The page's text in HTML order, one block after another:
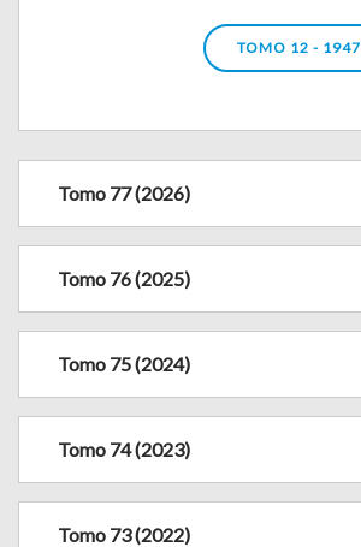
TOMO 12 - 1947
Tomo 77 (2026)
Tomo 76 (2025)
Tomo 75 (2024)
Tomo 74 (2023)
Tomo 73 (2022)